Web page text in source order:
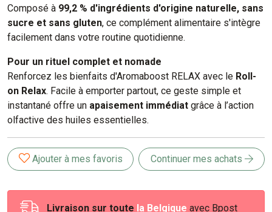
Composé à 99,2 % d'ingrédients d'origine naturelle, sans
sucre et sans gluten, ce complément alimentaire s'intègre
facilement dans votre routine quotidienne.
Pour un rituel complet et nomade
Renforcez les bienfaits d'Aromaboost RELAX avec le Roll-
on Relax. Facile à emporter partout, ce geste simple et
instantané offre un apaisement immédiat grâce à l’action
olfactive des huiles essentielles.
Ajouter à mes favoris Continuer mes achats
Livraison sur toute la Belgique avec Bpost